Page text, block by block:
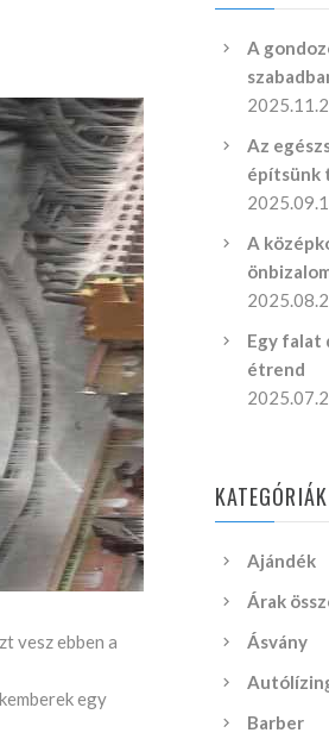
vesz ebben a
egy
A
Az
építsünk
A
Egy falat
étrend
KATEGÓRIÁK
Ajándék
Árak
Ásvány
Barber